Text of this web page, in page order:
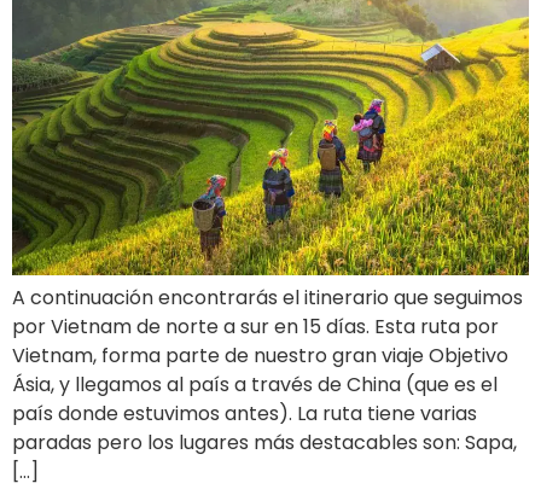
A continuación encontrarás el itinerario que seguimos
por Vietnam de norte a sur en 15 días. Esta ruta por
Vietnam, forma parte de nuestro gran viaje Objetivo
Ásia, y llegamos al país a través de China (que es el
país donde estuvimos antes). La ruta tiene varias
paradas pero los lugares más destacables son: Sapa,
[…]